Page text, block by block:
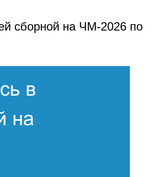
сборной на ЧМ-2026 по